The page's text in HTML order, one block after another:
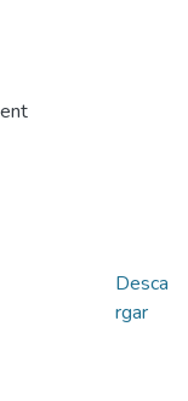
Desca
rgar